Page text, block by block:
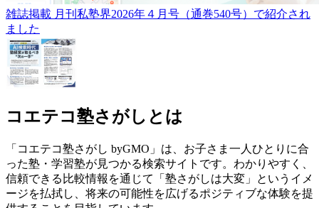
雑誌掲載 月刊私塾界2026年４月号（通巻540号）で紹介され
ました
コエテコ塾さがしとは
「コエテコ塾さがし byGMO」は、お子さま一人ひとりに合
った塾・学習塾が見つかる検索サイトです。わかりやすく、
信頼できる比較情報を通じて「塾さがしは大変」というイメ
ージを払拭し、将来の可能性を広げるポジティブな体験を提